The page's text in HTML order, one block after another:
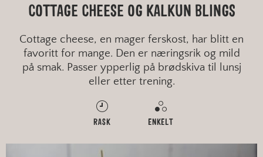
COTTAGE CHEESE OG KALKUN BLINGS
Cottage cheese, en mager ferskost, har blitt en
favoritt for mange. Den er næringsrik og mild
på smak. Passer ypperlig på brødskiva til lunsj
eller etter trening.
RASK ENKELT